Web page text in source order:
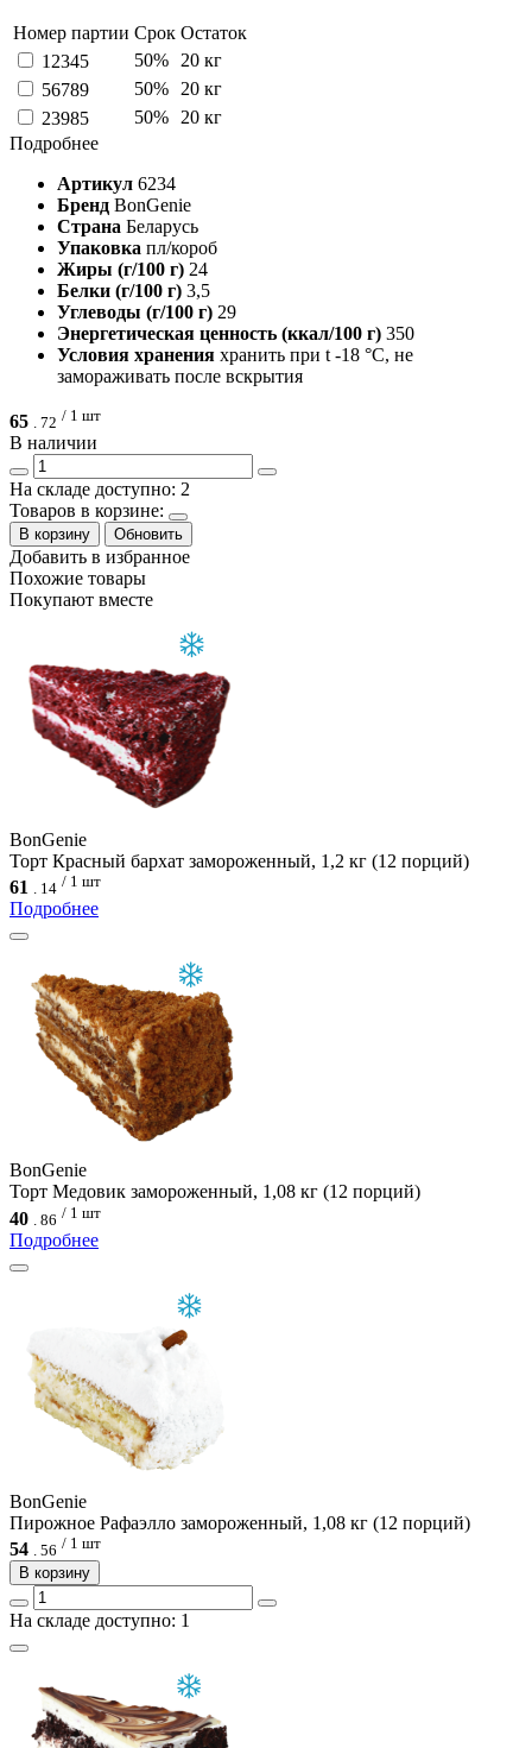
Номер партии Срок Остаток
12345
50%
20 кг
56789
50%
20 кг
23985
50%
20 кг
Подробнее
Артикул 6234
Бренд BonGenie
Страна Беларусь
Упаковка пл/короб
Жиры (г/100 г) 24
Белки (г/100 г) 3,5
Углеводы (г/100 г) 29
Энергетическая ценность (ккал/100 г) 350
Условия хранения хранить при t -18 °C, не
замораживать после вскрытия
65 . 72 / 1 шт
В наличии
На складе доступно: 2
Товаров в корзине:
В корзину Обновить
Добавить в избранное
Похожие товары
Покупают вместе
BonGenie
Торт Красный бархат замороженный, 1,2 кг (12 порций)
61 . 14 / 1 шт
Подробнее
BonGenie
Торт Медовик замороженный, 1,08 кг (12 порций)
40
86 / 1 шт
Подробнее
BonGenie
Пирожное Рафаэлло замороженный, 1,08 кг (12 порций)
54 . 56 / 1 шт
В корзину
На складе доступно: 1